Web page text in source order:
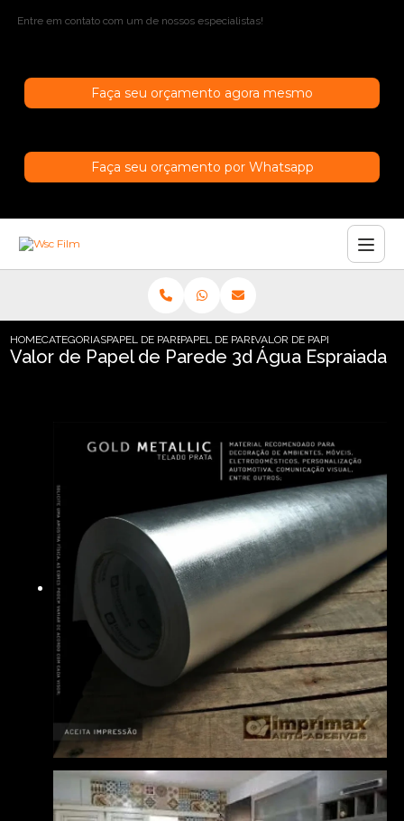
Entre em contato com um de nossos especialistas!
Faça seu orçamento agora mesmo
Faça seu orçamento por Whatsapp
HOMECATEGORIASPAPEL DE PAREDEPAPEL DE PAREDE EMBORRACHADO
VALOR DE PAPEL DE
Valor de Papel de Parede 3d Água Espraiada